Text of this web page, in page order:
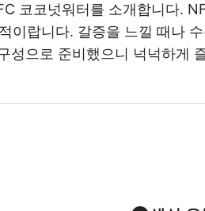
코코넛워터를 소개합니다.
이랍니다. 갈증을 느낄 때나
성으로 준비했으니 넉넉하게